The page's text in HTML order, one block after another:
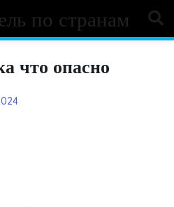
по странам
что опасно